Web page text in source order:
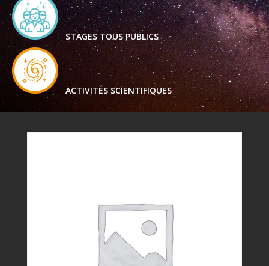
STAGES TOUS PUBLICS
ACTIVITÉS SCIENTIFIQUES